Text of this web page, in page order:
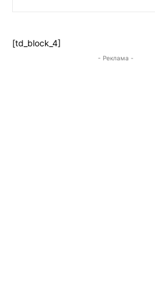
[td_block_4]
- Реклама -